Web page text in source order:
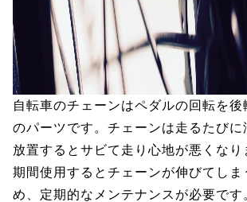
自転車のチェーンはペダルの回転を後
のパーツです。チェーンは走るたびに
放置するとサビて走り心地が悪くなり
期間使用するとチェーンが伸びてしま
め、定期的なメンテナンスが必要です